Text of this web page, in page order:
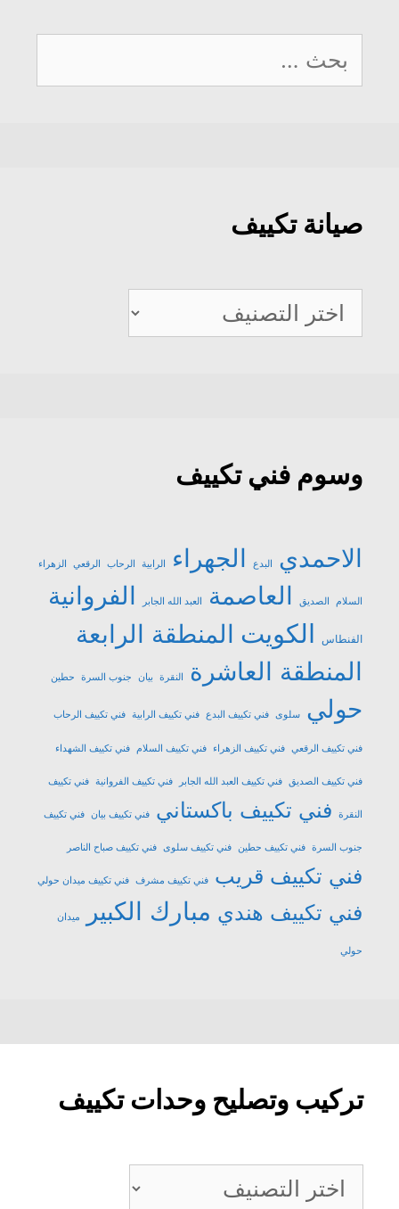
عن:
صيانة تكييف
صيانة
تكييف
وسوم فني تكييف
الاحمدي البدع الجهراء الرابية الرحاب الرقعي الزهراء
السلام الصديق العاصمة العبد الله الجابر الفروانية
الفنطاس الكويت المنطقة الرابعة
المنطقة العاشرة
النقرة بيان جنوب السرة حطين
حولي سلوى فني تكييف البدع فني تكييف الرابية فني تكييف الرحاب
فني تكييف الرقعي فني تكييف الزهراء فني تكييف السلام فني تكييف الشهداء
فني تكييف الصديق فني تكييف العبد الله الجابر فني تكييف الفروانية فني تكييف
النقرة فني تكييف باكستاني فني تكييف بيان فني تكييف
جنوب السرة فني تكييف حطين فني تكييف سلوى فني تكييف صباح الناصر
فني تكييف قريب فني تكييف مشرف فني تكييف ميدان حولي
فني تكييف هندي مبارك الكبير ميدان
حولي
تركيب وتصليح وحدات تكييف
تركيب